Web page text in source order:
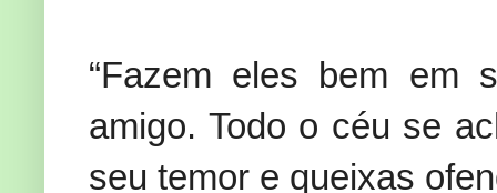
“Fazem eles bem em
amigo. Todo o céu se
seu temor e queixas